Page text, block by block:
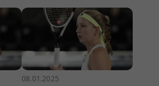
08.01.2025